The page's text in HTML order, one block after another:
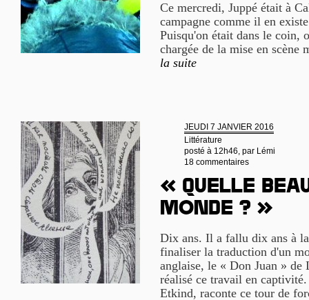
Ce mercredi, Juppé était à
campagne comme il en
Puisqu'on était dans le coin,
chargée de la mise en
la suite
JEUDI 7 JANVIER 2016
Littérature
posté à 12h46, par Lémi
18 commentaires
« Quelle
monde ? »
Dix ans. Il a fallu dix ans à
finaliser la traduction d'un
anglaise, le « Don Juan »
réalisé ce travail en
Etkind, raconte ce tour de